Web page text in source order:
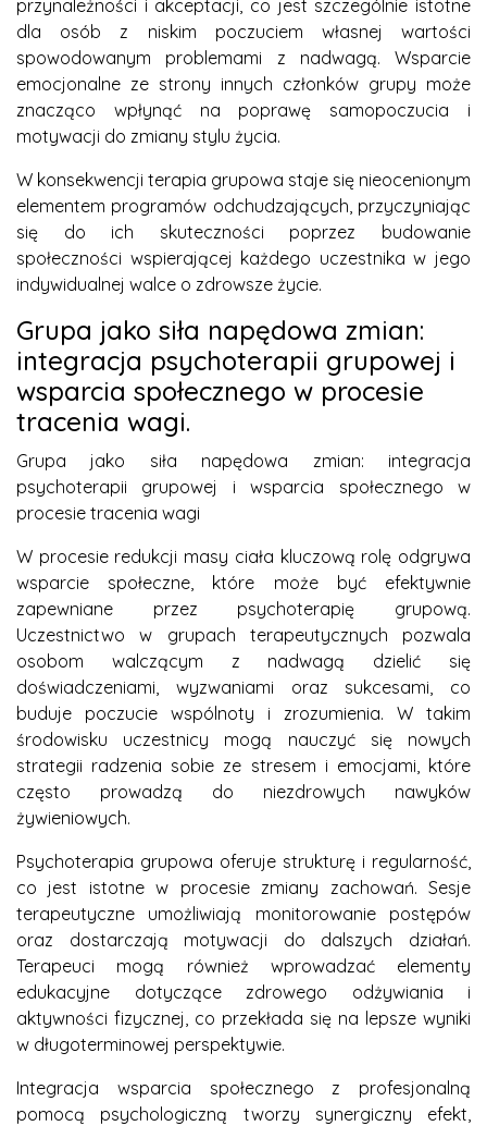
przynależności i akceptacji, co jest szczególnie istotne
dla osób z niskim poczuciem własnej wartości
spowodowanym problemami z nadwagą. Wsparcie
emocjonalne ze strony innych członków grupy może
znacząco wpłynąć na poprawę samopoczucia i
motywacji do zmiany stylu życia.
W konsekwencji terapia grupowa staje się nieocenionym
elementem programów odchudzających, przyczyniając
się do ich skuteczności poprzez budowanie
społeczności wspierającej każdego uczestnika w jego
indywidualnej walce o zdrowsze życie.
Grupa jako siła napędowa zmian:
integracja psychoterapii grupowej i
wsparcia społecznego w procesie
tracenia wagi.
Grupa jako siła napędowa zmian: integracja
psychoterapii grupowej i wsparcia społecznego w
procesie tracenia wagi
W procesie redukcji masy ciała kluczową rolę odgrywa
wsparcie społeczne, które może być efektywnie
zapewniane przez psychoterapię grupową.
Uczestnictwo w grupach terapeutycznych pozwala
osobom walczącym z nadwagą dzielić się
doświadczeniami, wyzwaniami oraz sukcesami, co
buduje poczucie wspólnoty i zrozumienia. W takim
środowisku uczestnicy mogą nauczyć się nowych
strategii radzenia sobie ze stresem i emocjami, które
często prowadzą do niezdrowych nawyków
żywieniowych.
Psychoterapia grupowa oferuje strukturę i regularność,
co jest istotne w procesie zmiany zachowań. Sesje
terapeutyczne umożliwiają monitorowanie postępów
oraz dostarczają motywacji do dalszych działań.
Terapeuci mogą również wprowadzać elementy
edukacyjne dotyczące zdrowego odżywiania i
aktywności fizycznej, co przekłada się na lepsze wyniki
w długoterminowej perspektywie.
Integracja wsparcia społecznego z profesjonalną
pomocą psychologiczną tworzy synergiczny efekt,